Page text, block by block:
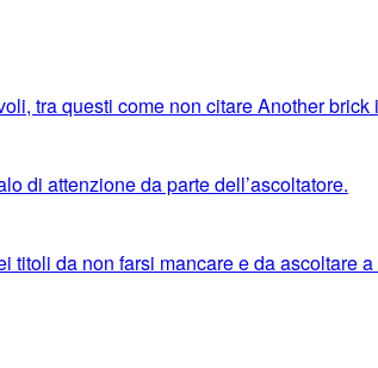
tra questi come non citare Another
di attenzione da parte dell’ascoltatore.
da non farsi mancare e da ascoltare a